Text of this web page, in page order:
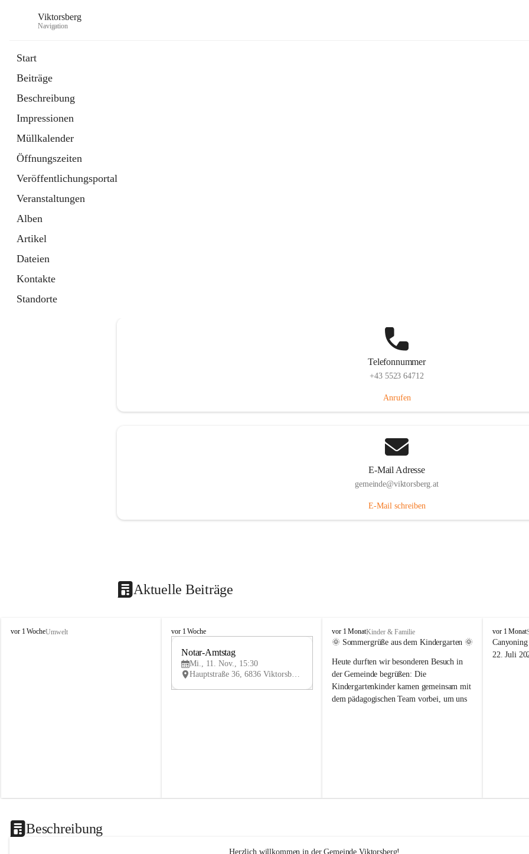
Viktorsberg
Navigation
Start
Beiträge
Beschreibung
Impressionen
Müllkalender
Öffnungszeiten
Veröffentlichungsportal
Veranstaltungen
Alben
Artikel
Dateien
Kontakte
Standorte
Telefonnummer
+43 5523 64712
Anrufen
E-Mail Adresse
gemeinde@viktorsberg.at
E-Mail schreiben
Aktuelle Beiträge
V
vor 1 WocheUmwelt
V
vor 1 Woche
V
Notar-Amtstag
Mi., 11. Nov., 15:30
Hauptstraße 36, 6836 Viktorsberg, AUT
V
i
t
o
r
s
vor 1 MonatKinder & Familie
🌞 Sommergrüße aus dem Kindergarten 🌞
Heute durften wir besonderen Besuch in
der Gemeinde begrüßen: Die
Kindergartenkinder kamen gemeinsam mit
dem pädagogischen Team vorbei, um uns
V
i
k
vor 1 Monat
22. Juli
Beschreibung
Herzlich willkommen in der Gemeinde Viktorsberg!